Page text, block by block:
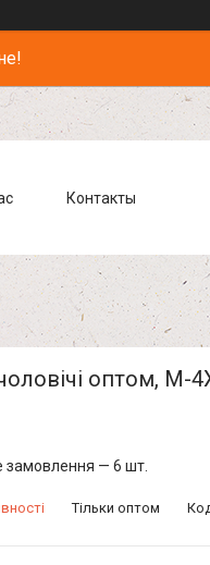
Контакты
оптом, M-
замовлення — 6 шт.
Тільки оптом